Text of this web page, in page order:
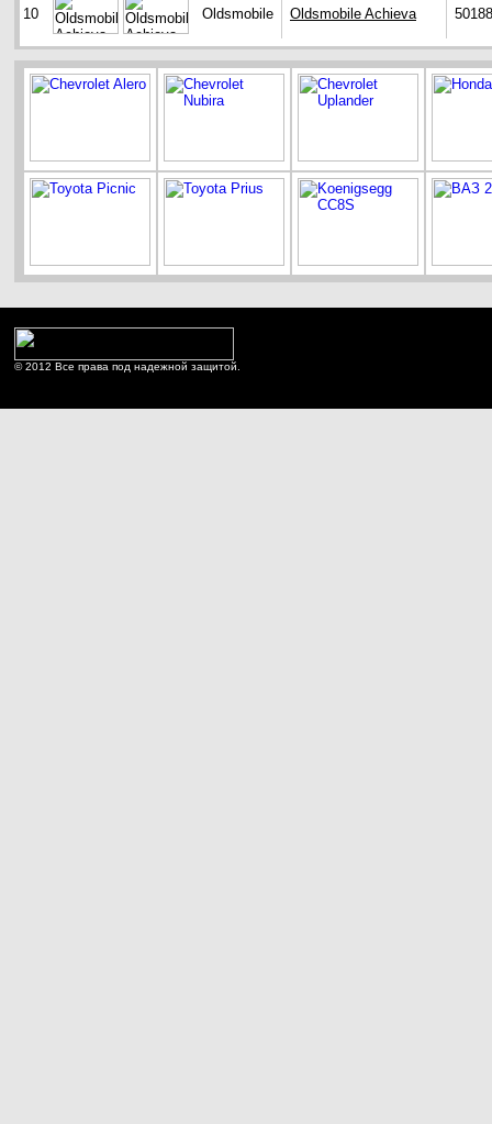
10 Oldsmobile Oldsmobile Achieva 50188
© 2012 Все права под надежной защитой.